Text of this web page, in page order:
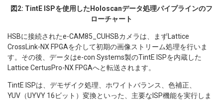
図2: TintE ISPを使用したHoloscanデータ処理パイプラインのフ
ローチャート
HSBに接続されたe-CAM85_CUHSBカメラは、まずLattice
CrossLink-NX FPGAを介して初期の画像ストリーム処理を行いま
す。その後、データはe-con Systems製のTintE ISPを内蔵した
Lattice CertusPro-NX FPGAへと転送されます。
TintE ISPは、デモザイク処理、ホワイトバランス、色補正、
YUV（UYVY 16ビット）変換といった、主要なISP機能を実行しま